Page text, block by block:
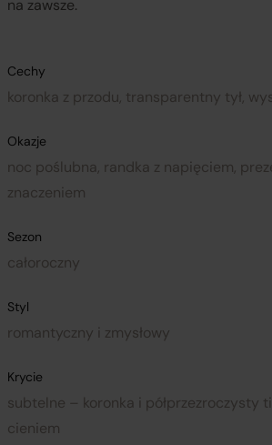
na zawsze.
Cechy
koronka z przodu, transparentny tył,
Okazje
noc poślubna, randka z napięciem,
znaczeniem
Sezon
całoroczny
Styl
romantyczny i zmysłowy
Krycie
subtelne – koronka i półprzezroczysty
cieniem